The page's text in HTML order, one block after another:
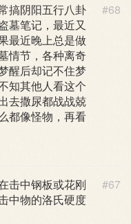
#68
搞阴阳五行八卦
墓笔记，最近又
最近晚上总是做
情节，各种离奇
醒后却记不住梦
知其他人看这个
去撒尿都战战兢
都像怪物，再看
#67
击中钢板或花刚
中物的洛氏硬度